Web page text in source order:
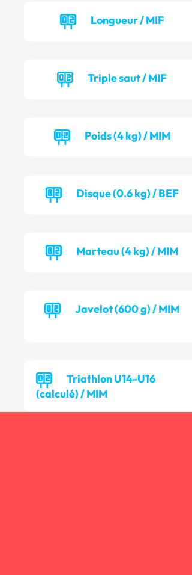
Longueur / MIF
Triple saut / MIF
Poids (4 kg) / MIM
Disque (0.6 kg) / BEF
Marteau (4 kg) / MIM
Javelot (600 g) / MIM
Triathlon U14-U16
(calculé) / MIM